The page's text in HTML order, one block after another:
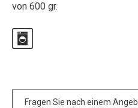
von 600 gr.
Fragen Sie nach einem